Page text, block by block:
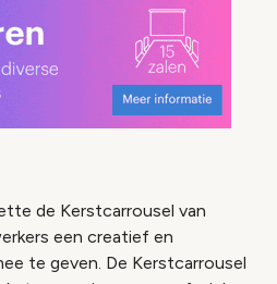
de Kerstcarrousel van
een creatief en
te geven. De Kerstcarrousel